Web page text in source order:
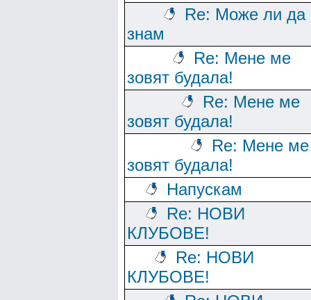
Re: Може ли да
знам
Re: Мене ме
зовят будала!
Re: Мене ме
зовят будала!
Re: Мене ме
зовят будала!
Напускам
Re: НОВИ
КЛУБОВЕ!
Re: НОВИ
КЛУБОВЕ!